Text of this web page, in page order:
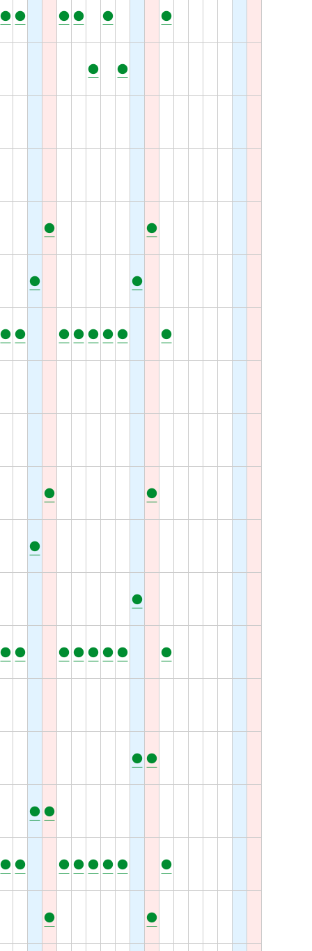
● ● ● ● ● ●
● ●
● ●
● ●
● ● ● ● ● ● ● ●
● ●
●
●
● ● ● ● ● ● ● ●
● ●
● ●
● ● ● ● ● ● ● ●
● ●